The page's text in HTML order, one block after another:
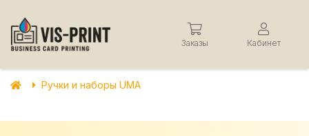
Заказы Кабинет
Ручки и наборы UMA